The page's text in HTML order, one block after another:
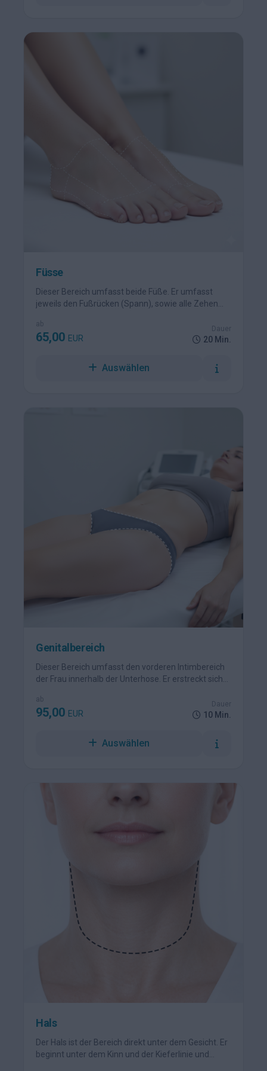
Füsse
Dieser Bereich umfasst beide Füße. Er umfasst
jeweils den Fußrücken (Spann), sowie alle Zehen
ab
65,00 EUR
Dauer
20 Min.
Auswählen
Genitalbereich
Dieser Bereich umfasst den vorderen Intimbereich
der Frau innerhalb der Unterhose. Er erstreckt sich
Schambereich. Behandelt wird die komplette Fläche
innerhalb der Unterwäsche, ohne die seitliche
ab
95,00 EUR
Dauer
10 Min.
Auswählen
Hals
Der Hals ist der Bereich direkt unter dem Gesicht. Er
beginnt unter dem Kinn und der Kieferlinie und